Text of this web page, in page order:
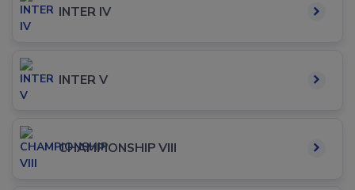
INTER IV
INTER V
CHAMPIONSHIP VIII